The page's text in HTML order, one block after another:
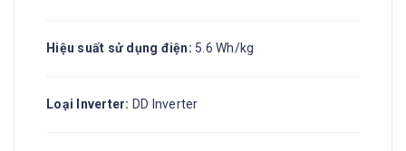
Hiệu suất sử dụng điện: 5.6 Wh/kg
Loại Inverter: DD Inverter